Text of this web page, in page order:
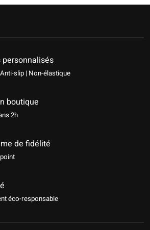
personnalisés
slip | Non-élastique
boutique
2h
de fidélité
éco-responsable